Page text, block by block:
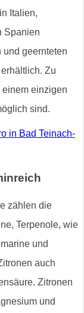
in Italien,
Spanien
geernteten
Zu
einzigen
sind.
in Bad Teinach-
zählen die
Terpenole, wie
und
auch
Zitronen
und